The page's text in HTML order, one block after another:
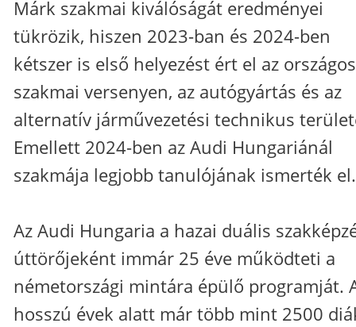
Márk szakmai kiválóságát eredményei
tükrözik, hiszen 2023-ban és 2024-ben
kétszer is első helyezést ért el az országos
szakmai versenyen, az autógyártás és az
alternatív járművezetési technikus
Emellett 2024-ben az Audi Hungariánál
szakmája legjobb tanulójának ismerték el.
Az Audi Hungaria a hazai duális
úttörőjeként immár 25 éve működteti a
németországi mintára épülő programját.
hosszú évek alatt már több mint 2500